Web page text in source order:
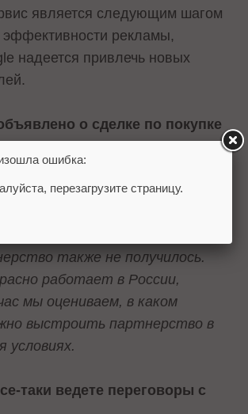
является следующим шагом
рекламы,
надеется привлечь новых
о сделке по покупке
шла также о партнерстве в
с Rambler Media. Вы
этой идеи?
также не получилось.
работает в России,
мы оцениваем, в каком
выстроить партнерство в
условиях.
таки ведете переговоры с
ошибка:
перезагрузите страницу.